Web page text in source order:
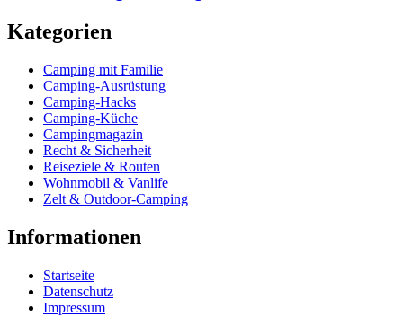
Kategorien
Camping mit Familie
Camping-Ausrüstung
Camping-Hacks
Camping-Küche
Campingmagazin
Recht & Sicherheit
Reiseziele & Routen
Wohnmobil & Vanlife
Zelt & Outdoor-Camping
Informationen
Startseite
Datenschutz
Impressum